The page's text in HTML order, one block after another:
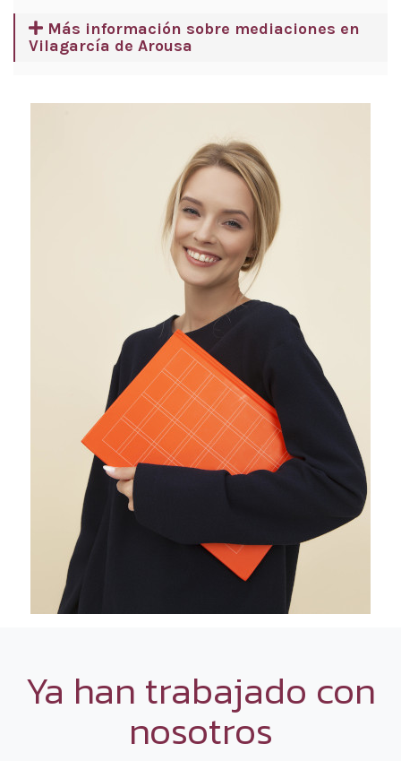
Más información sobre mediaciones en
Vilagarcía de Arousa
Ya han trabajado con
nosotros